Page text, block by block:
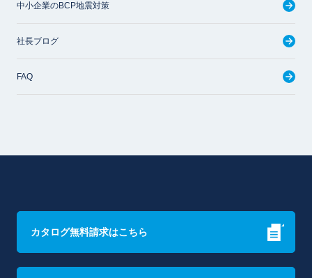
中小企業のBCP地震対策
社長ブログ
FAQ
カタログ無料請求はこちら